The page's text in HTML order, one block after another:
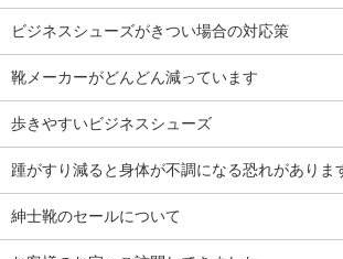
ビジネスシューズがきつい場合の対応策
靴メーカーがどんどん減っています
歩きやすいビジネスシューズ
踵がすり減ると身体が不調になる恐れがありま
紳士靴のセールについて